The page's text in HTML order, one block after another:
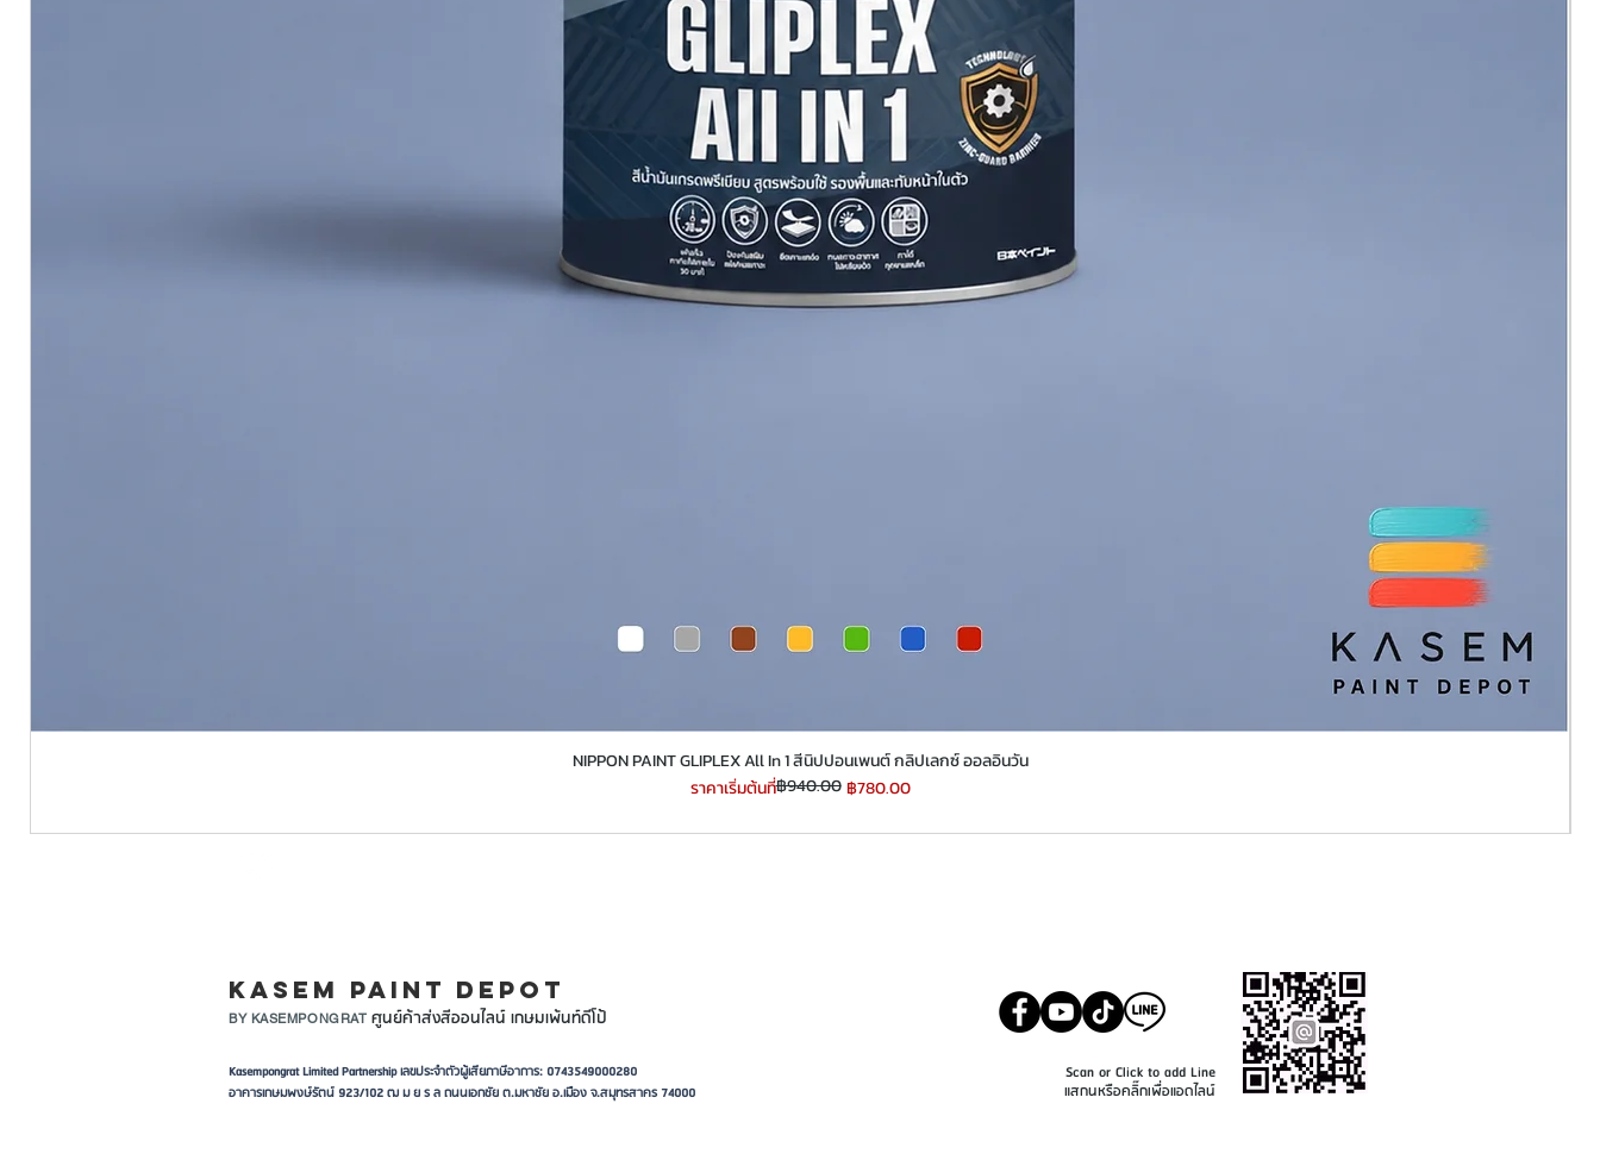
​​​​​​​NIPPON PAINT GLIPLEX All In 1 สีนิปปอนเพนต์ กลิปเลกซ์ ออลอินวัน
ราคาเริ่มต้นที่
ราคาปกติ ฿940.00 ฿780.00
ราคาขายลด
KASEM PAINT DEPOT
BY KASEMPONGRAT ศูนย์ค้าส่งสีออนไลน์ เกษมเพ้นท์ดีโป้
Kasempongrat Limited Partnership เลขประจำตัวผู้เสียภาษีอาการ: 0743549000280
อาคารเกษมพงษ์รัตน์ 923/102 ฒ ม ย ร ล ถนนเอกชัย ต.มหาชัย อ.เมือง จ.สมุทรสาคร 74000
Scan or Click to add Line
แสกนหรือคลิ๊กเพื่อแอดไลน์